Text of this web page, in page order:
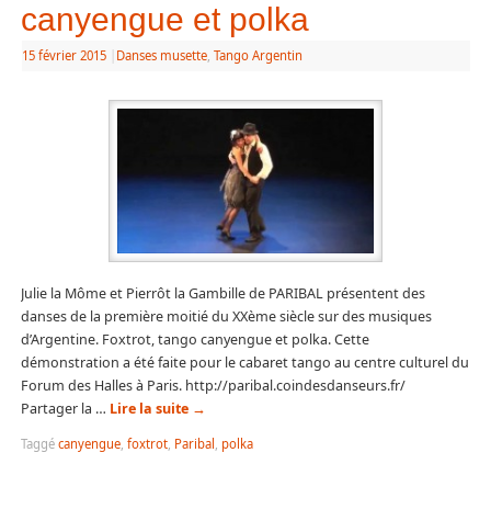
canyengue et polka
15 février 2015 Danses musette, Tango Argentin
Julie la Môme et Pierrôt la Gambille de PARIBAL présentent des
danses de la première moitié du XXème siècle sur des musiques
d’Argentine. Foxtrot, tango canyengue et polka. Cette
démonstration a été faite pour le cabaret tango au centre culturel du
Forum des Halles à Paris. http://paribal.coindesdanseurs.fr/
Partager la … Lire la suite →
Taggé canyengue, foxtrot, Paribal , polka